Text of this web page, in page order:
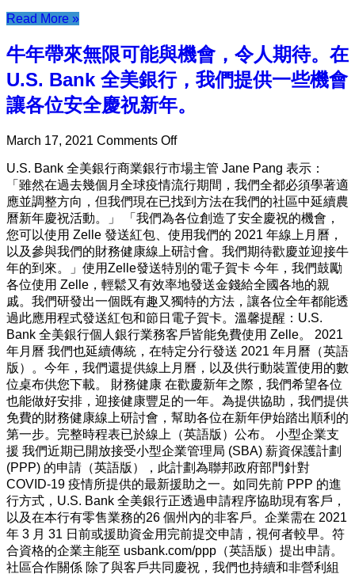
PG&E
Reminds
Customers
What
They
Do
Protect
Themselves
Read More »
牛年帶來無限可能與機會，令人期待。在
U.S. Bank 全美銀行，我們提供一些機會
讓各位安全慶祝新年。
March 17, 2021 Comments Offon
年
帶
來
無
限
可
能
與
機
會，
令
人
期
待。
在
U.S.
Bank
全
美
銀
行，
我
們
提
供
U.S. Bank 全美銀行商業銀行市場主管 Jane Pang 表示：
「雖然在過去幾個月全球疫情流行期間，我們全都必須學著適
應並調整方向，但我們現在已找到方法在我們的社區中延續農
曆新年慶祝活動。」 「我們為各位創造了安全慶祝的機會，
您可以使用 Zelle 發送紅包、使用我們的 2021 年線上月曆，
以及參與我們的財務健康線上研討會。我們期待歡慶並迎接牛
年的到來。」使用Zelle發送特別的電子賀卡 今年，我們鼓勵
各位使用 Zelle，輕鬆又有效率地發送金錢給全國各地的親
戚。我們研發出一個既有趣又獨特的方法，讓各位全年都能透
過此應用程式發送紅包和節日電子賀卡。溫馨提醒：U.S.
Bank 全美銀行個人銀行業務客戶皆能免費使用 Zelle。 2021
年月曆 我們也延續傳統，在特定分行發送 2021 年月曆（英語
版）。今年，我們還提供線上月曆，以及供行動裝置使用的數
位桌布供您下載。 財務健康 在歡慶新年之際，我們希望各位
也能做好安排，迎接健康豐足的一年。為提供協助，我們提供
免費的財務健康線上研討會，幫助各位在新年伊始踏出順利的
第一步。完整時程表已於線上（英語版）公布。 小型企業支
援 我們近期已開放接受小型企業管理局 (SBA) 薪資保護計劃
(PPP) 的申請（英語版），此計劃為聯邦政府部門針對
COVID-19 疫情所提供的最新援助之一。如同先前 PPP 的進
行方式，U.S. Bank 全美銀行正透過申請程序協助現有客戶，
以及在本行有零售業務的26 個州內的非客戶。企業需在 2021
年 3 月 31 日前或援助資金用完前提交申請，視何者較早。符
合資格的企業主能至 usbank.com/ppp（英語版）提出申請。
社區合作關係 除了與客戶共同慶祝，我們也持續和非營利組